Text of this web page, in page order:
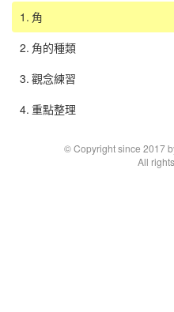
1. 角
2. 角的種類
3. 觀念練習
4. 重點整理
© Copyright since 2017
All